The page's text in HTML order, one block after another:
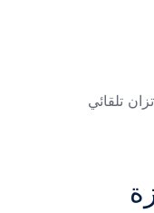
تلقائي